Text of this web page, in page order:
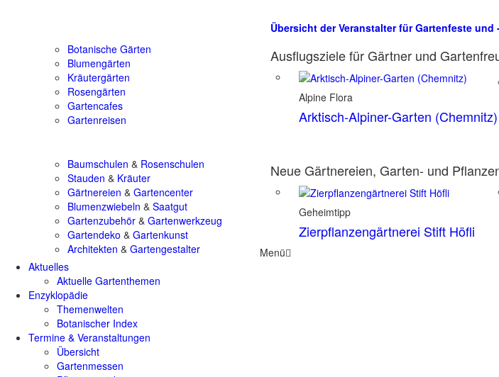
Übersicht der Veranstalter für Gartenfeste und
Botanische Gärten
Blumengärten
Kräutergärten
Rosengärten
Gartencafes
Gartenreisen
Ausflugsziele für Gärtner und
Alpine Flora
Arktisch-Alpiner-Garten (Chemnitz)
Baumschulen & Rosenschulen
Stauden & Kräuter
Gärtnereien & Gartencenter
Blumenzwiebeln & Saatgut
Gartenzubehör & Gartenwerkzeug
Gartendeko & Gartenkunst
Architekten & Gartengestalter
Neue Gärtnereien, Garten- und
Geheimtipp
Zierpflanzengärtnerei Stift Höfli
Menü
Aktuelles
Aktuelle Gartenthemen
Enzyklopädie
Themenwelten
Botanischer Index
Termine & Veranstaltungen
Übersicht
Gartenmessen